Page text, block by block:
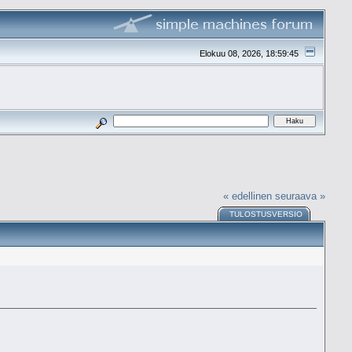
Elokuu 08, 2026, 18:59:45
« edellinen seuraava »
TULOSTUSVERSIO